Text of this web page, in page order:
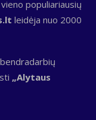
populiariausių
leidėja nuo 2000
„Alytaus